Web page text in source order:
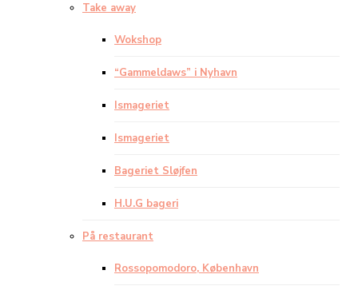
Take away
Wokshop
“Gammeldaws” i Nyhavn
Ismageriet
Ismageriet
Bageriet Sløjfen
H.U.G bageri
På restaurant
Rossopomodoro, København